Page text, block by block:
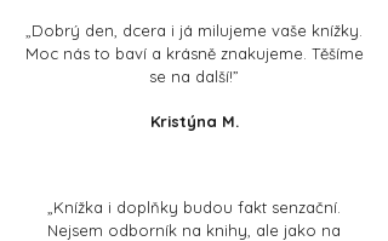
„Dobrý den, dcera i já milujeme vaše knížky.
Moc nás to baví a krásně znakujeme. Těšíme
se na další!”
Kristýna M.
„Knížka i doplňky budou fakt senzační.
Nejsem odborník na knihy, ale jako na